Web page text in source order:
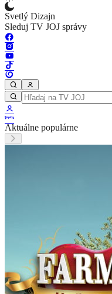
Svetlý Dizajn
Sleduj TV JOJ správy
Aktuálne populárne